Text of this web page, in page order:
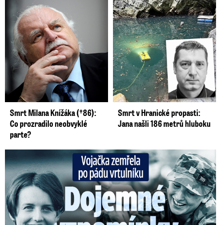
Smrt Milana Knížáka (†86):
Co prozradilo neobvyklé
parte?
Smrt v Hranické propasti:
Jana našli 186 metrů hluboku
Vojačka zemřela po pádu vrtulníku: Dojemné vzpomínky na ...